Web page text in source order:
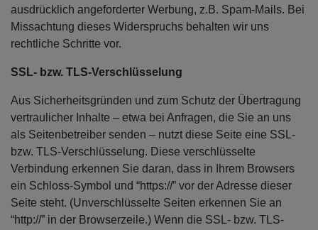
ausdrücklich angeforderter Werbung, z.B. Spam-Mails. Bei
Missachtung dieses Widerspruchs behalten wir uns
rechtliche Schritte vor.
SSL- bzw. TLS-Verschlüsselung
Aus Sicherheitsgründen und zum Schutz der Übertragung
vertraulicher Inhalte – etwa bei Anfragen, die Sie an uns
als Seitenbetreiber senden – nutzt diese Seite eine SSL-
bzw. TLS-Verschlüsselung. Diese verschlüsselte
Verbindung erkennen Sie daran, dass in Ihrem Browsers
ein Schloss-Symbol und “https://” vor der Adresse dieser
Seite steht. (Unverschlüsselte Seiten erkennen Sie an
“http://” in der Browserzeile.) Wenn die SSL- bzw. TLS-